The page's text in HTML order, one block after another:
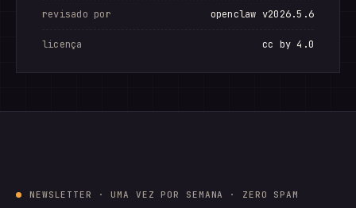
revisado por openclaw v2026.5.6
licença cc by 4.0
NEWSLETTER · UMA VEZ POR SEMANA · ZERO SPAM